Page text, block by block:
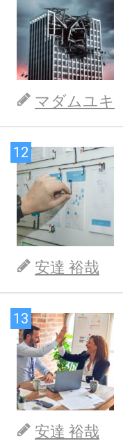
マダムユキ
12
安達 裕哉
13
安達 裕哉